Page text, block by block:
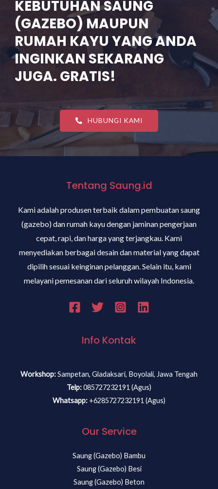
KEBUTUHAN SAUNG
(GAZEBO) MAUPUN
RUMAH KAYU YANG ANDA
INGINKAN SEKARANG
JUGA. GRATIS!
HUBUNGI KAMI
Tentang Saung.id
Kami adalah produsen terbaik dalam pembuatan saung
(gazebo) dan rumah kayu dengan jaminan pengerjaan
cepat, rapi, dan harga yang terjangkau. Kami
menyediakan berbagai desain dan material yang dapat
dipilih sesuai keinginan pelanggan. Selain itu, kami
melayani pemesanan dari seluruh wilayah Indonesia.
Info Kontak
Workshop:Sampetan, Gladaksari, Boyolali, Jawa Tengah
Telp:085727232191 (Agus)
Whatsapp: +6285727232191 (Agus)
Our Service
Saung (Gazebo) Bambu
Saung (Gazebo) Besi
Saung (Gazebo) Beton